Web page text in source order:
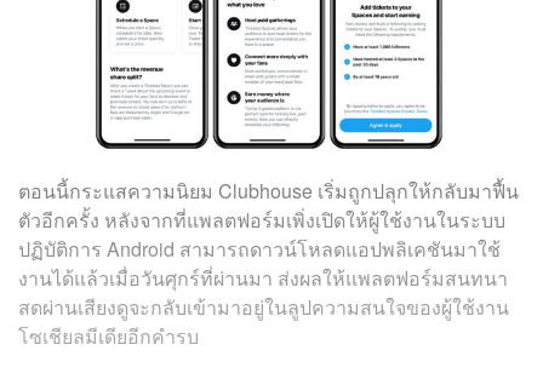
ตอนนี้กระแสความนิยม Clubhouse เริ่มถูกปลุกให้กลับมาฟื้น
ตัวอีกครั้ง หลังจากที่แพลตฟอร์มเพิ่งเปิดให้ผู้ใช้งานในระบบ
ปฏิบัติการ Android สามารถดาวน์โหลดแอปพลิเคชันมาใช้
งานได้แล้วเมื่อวันศุกร์ที่ผ่านมา ส่งผลให้แพลตฟอร์มสนทนา
สดผ่านเสียงดูจะกลับเข้ามาอยู่ในลูปความสนใจของผู้ใช้งาน
โซเชียลมีเดียอีกคำรบ